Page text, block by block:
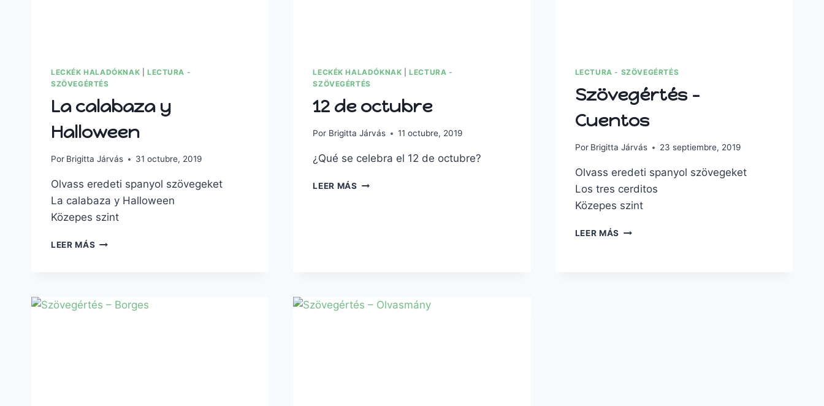
LECKÉK HALADÓKNAK
LECTURA -
SZÖVEGÉRTÉS
La calabaza y
Halloween
Por Brigitta Járvás 31 octubre, 2019
Olvass eredeti spanyol szövegeket
La calabaza y Halloween
Közepes szint
LEER MÁS
LECKÉK HALADÓKNAK |LECTURA -
SZÖVEGÉRTÉS
12 de octubre
Por Brigitta Járvás 11 octubre, 2019
¿Qué se celebra el 12 de octubre?
LEER MÁS
LECTURA - SZÖVEGÉRTÉS
Szövegértés –
Cuentos
Por Brigitta Járvás 23 septiembre, 2019
Olvass eredeti spanyol szövegeket
Los tres cerditos
Közepes szint
LEER MÁS